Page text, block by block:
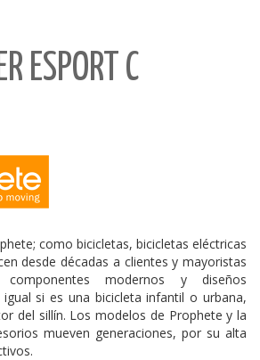
ESPORT C
como bicicletas, bicicletas eléctricas
desde décadas a clientes y mayoristas
modernos y diseños
si es una bicicleta infantil o urbana,
del sillín. Los modelos de Prophete y la
mueven generaciones, por su alta